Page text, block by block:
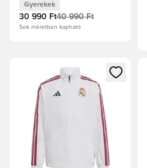
Gyerekek
30 990 Ft40 990 Ft
Sok méretben kapható
Megnyit egy modált a